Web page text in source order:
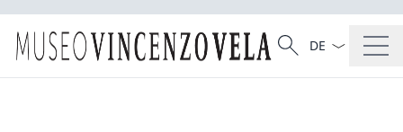
Suche
Suche
Sprach